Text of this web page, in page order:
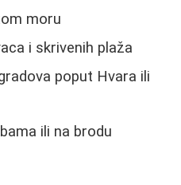
moru
i skrivenih plaža
poput Hvara ili
ili na brodu